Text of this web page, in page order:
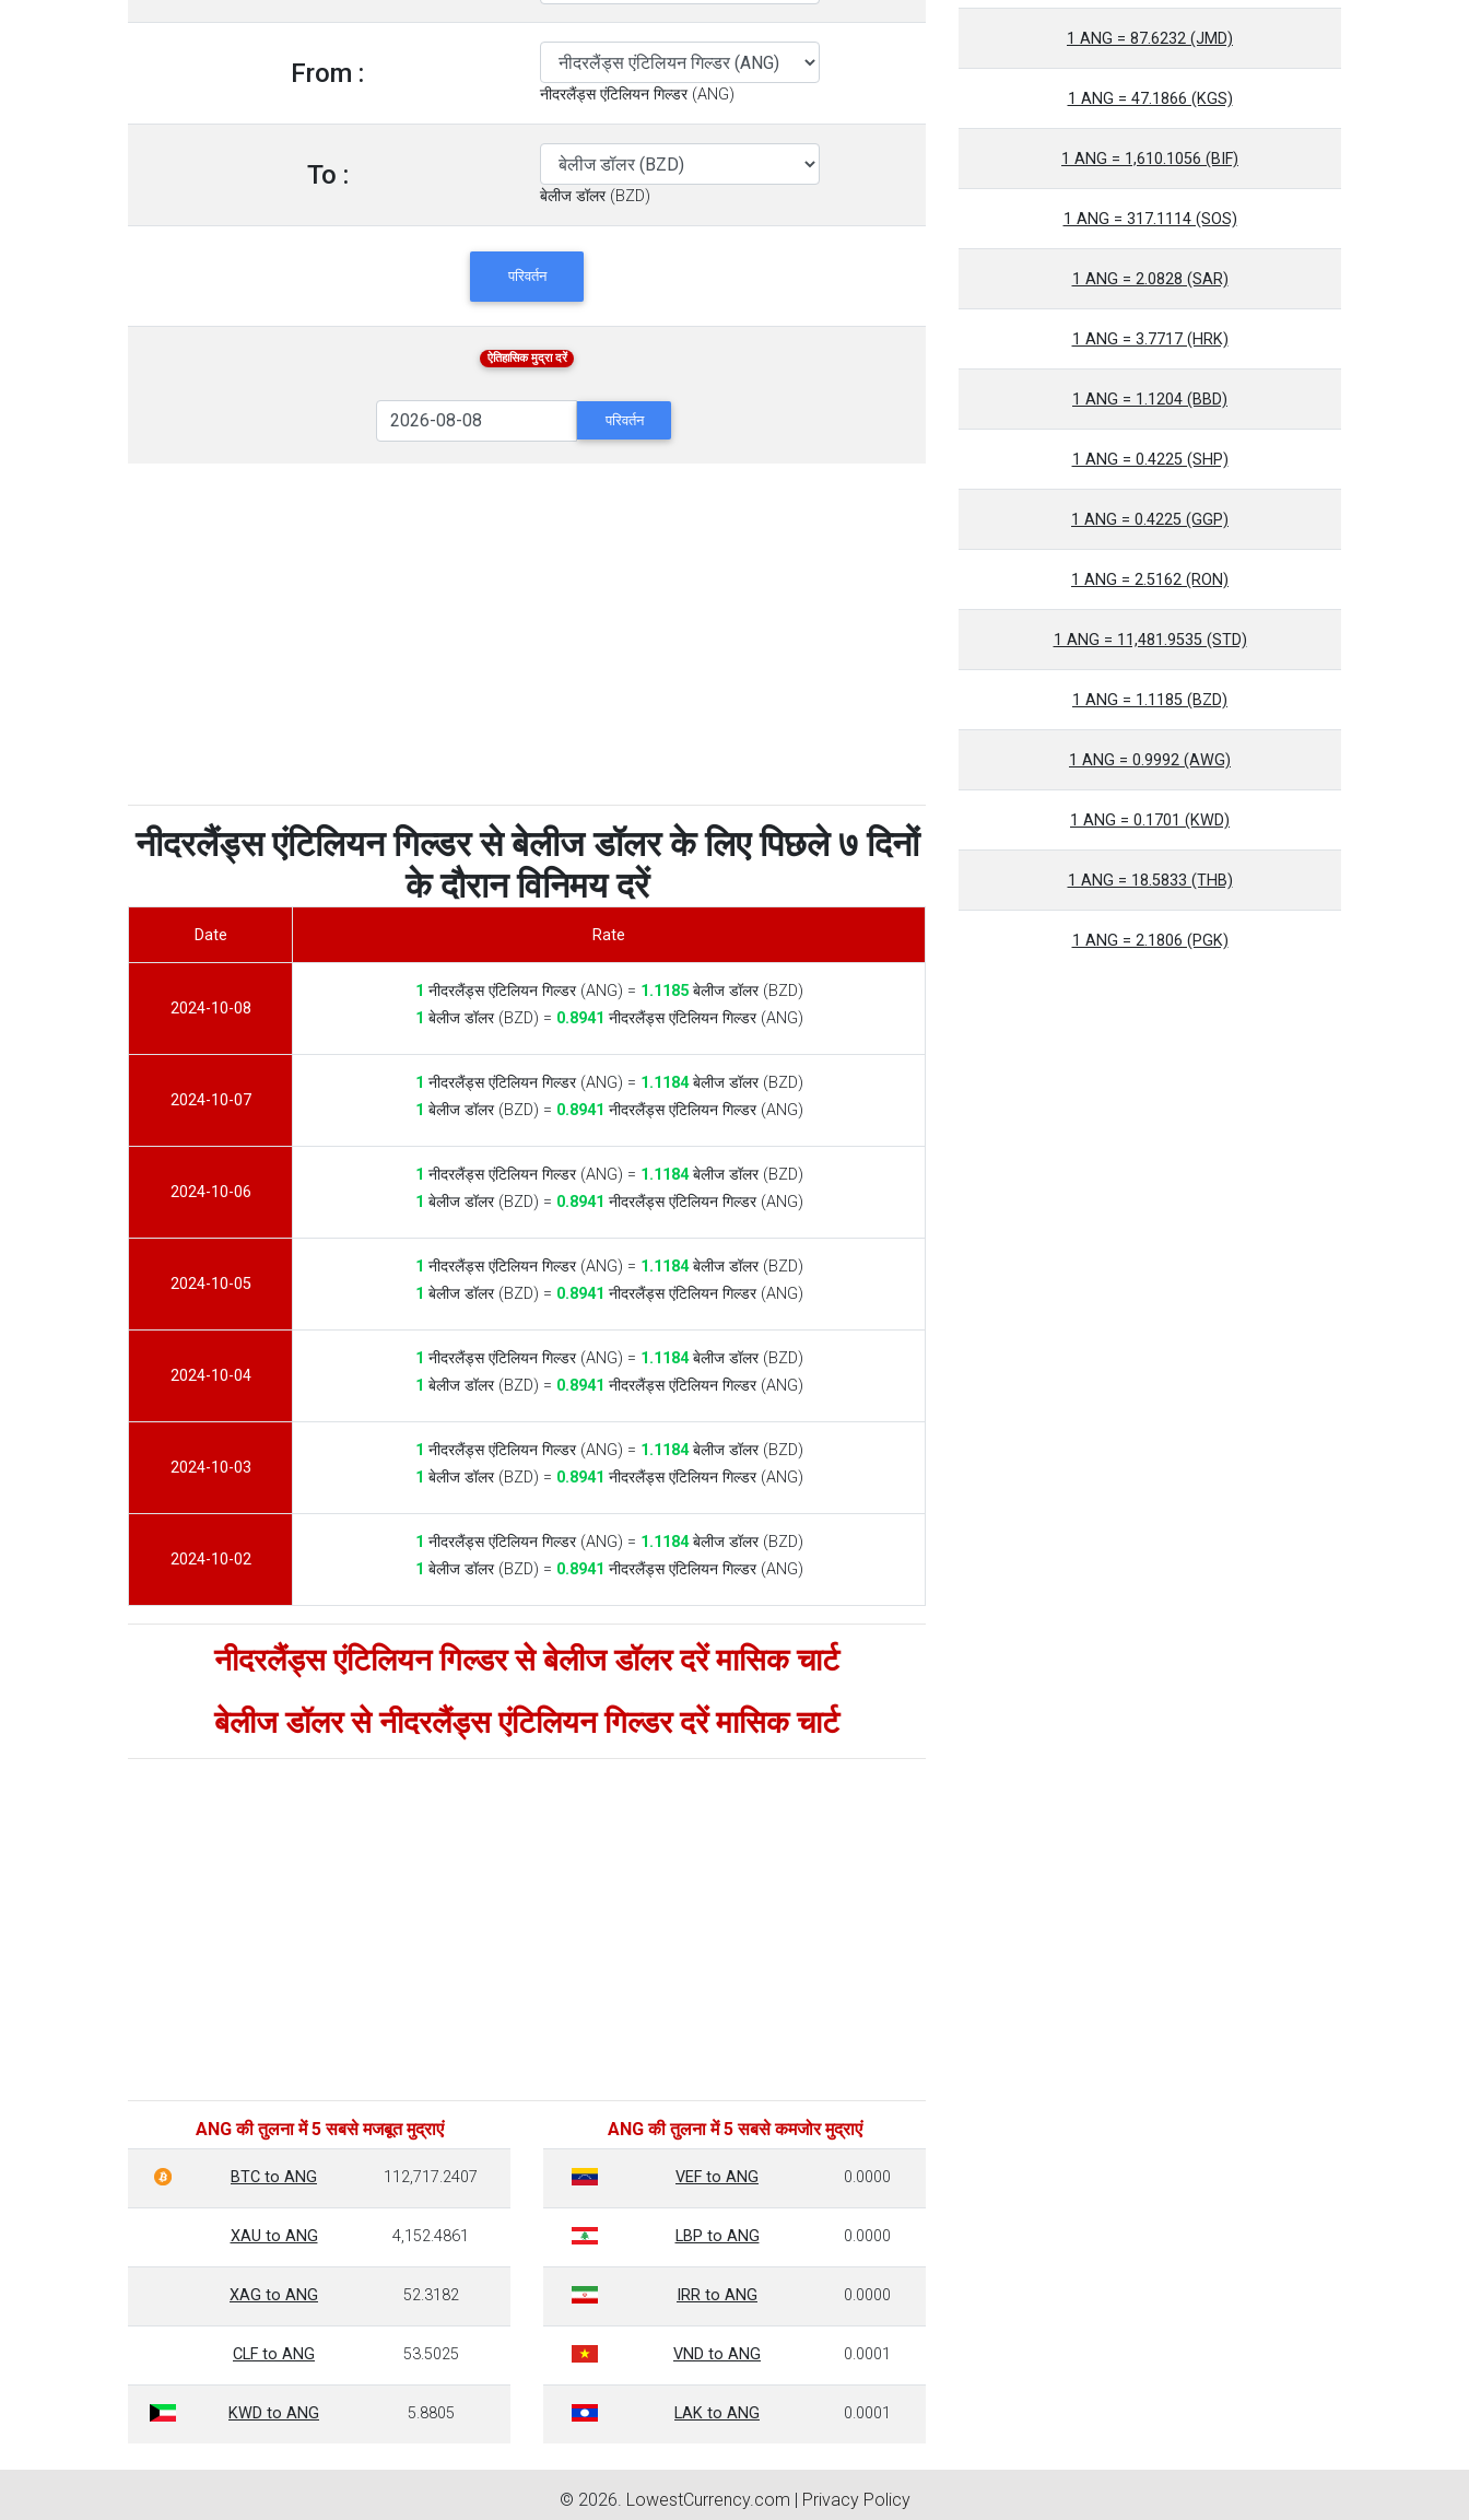
From :
नीदरलैंड्स एंटिलियन गिल्डर (ANG)
To :
बेलीज डॉलर (BZD)
परिवर्तन
ऐतिहासिक मुद्रा दरें
परिवर्तन
नीदरलैंड्स एंटिलियन गिल्डर से बेलीज डॉलर के लिए पिछले ७ दिनों
के दौरान विनिमय दरें
Date Rate
2024-10-08
1 नीदरलैंड्स एंटिलियन गिल्डर (ANG) = 1.1185बेलीज डॉलर (BZD)
1 बेलीज डॉलर (BZD) = 0.8941 नीदरलैंड्स एंटिलियन गिल्डर (ANG)
2024-10-07
1 नीदरलैंड्स एंटिलियन गिल्डर (ANG) = 1.1184बेलीज डॉलर (BZD)
1 बेलीज डॉलर (BZD) = 0.8941 नीदरलैंड्स एंटिलियन गिल्डर (ANG)
2024-10-06
1 नीदरलैंड्स एंटिलियन गिल्डर (ANG) = 1.1184बेलीज डॉलर (BZD)
1 बेलीज डॉलर (BZD) = 0.8941 नीदरलैंड्स एंटिलियन गिल्डर (ANG)
2024-10-05
1 नीदरलैंड्स एंटिलियन गिल्डर (ANG) = 1.1184बेलीज डॉलर (BZD)
1 बेलीज डॉलर (BZD) = 0.8941 नीदरलैंड्स एंटिलियन गिल्डर (ANG)
2024-10-04
1 नीदरलैंड्स एंटिलियन गिल्डर (ANG) = 1.1184बेलीज डॉलर (BZD)
1 बेलीज डॉलर (BZD) = 0.8941 नीदरलैंड्स एंटिलियन गिल्डर (ANG)
2024-10-03
1 नीदरलैंड्स एंटिलियन गिल्डर (ANG) = 1.1184बेलीज डॉलर (BZD)
1 बेलीज डॉलर (BZD) = 0.8941 नीदरलैंड्स एंटिलियन गिल्डर (ANG)
2024-10-02
1 नीदरलैंड्स एंटिलियन गिल्डर (ANG) = 1.1184बेलीज डॉलर (BZD)
1 बेलीज डॉलर (BZD) = 0.8941 नीदरलैंड्स एंटिलियन गिल्डर (ANG)
नीदरलैंड्स एंटिलियन गिल्डर से बेलीज डॉलर दरें मासिक चार्ट
बेलीज डॉलर से नीदरलैंड्स एंटिलियन गिल्डर दरें मासिक चार्ट
ANG की तुलना में 5 सबसे मजबूत मुद्राएं
BTC to ANG 112,717.2407
XAU to ANG 4,152.4861
XAG to ANG 52.3182
CLF to ANG 53.5025
KWD to ANG 5.8805
ANG की तुलना में 5 सबसे कमजोर मुद्राएं
VEF to ANG 0.0000
LBP to ANG 0.0000
IRR to ANG 0.0000
VND to ANG 0.0001
LAK to ANG 0.0001
1 ANG = 87.6232 (JMD)
1 ANG = 47.1866 (KGS)
1 ANG = 1,610.1056 (BIF)
1 ANG = 317.1114 (SOS)
1 ANG = 2.0828 (SAR)
1 ANG = 3.7717 (HRK)
1 ANG = 1.1204 (BBD)
1 ANG = 0.4225 (SHP)
1 ANG = 0.4225 (GGP)
1 ANG = 2.5162 (RON)
1 ANG = 11,481.9535 (STD)
1 ANG = 1.1185 (BZD)
1 ANG = 0.9992 (AWG)
1 ANG = 0.1701 (KWD)
1 ANG = 18.5833 (THB)
1 ANG = 2.1806 (PGK)
© 2026. LowestCurrency.com | Privacy Policy